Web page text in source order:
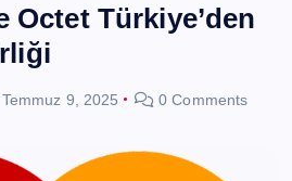
Octet Türkiye’den
Temmuz 9, 2025 0 Comments